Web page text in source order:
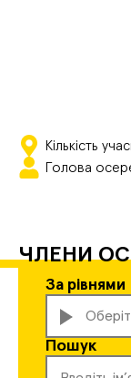
Кількість
Голова
ЧЛЕНИ
За рівнями
Пошук